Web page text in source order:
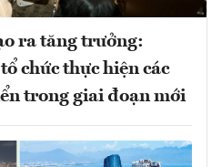
ra tăng trưởng:
chức thực hiện các
trong giai đoạn mới